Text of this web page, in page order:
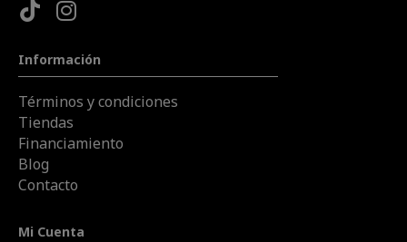
Información
Términos y condiciones
Tiendas
Financiamiento
Blog
Contacto
Mi Cuenta